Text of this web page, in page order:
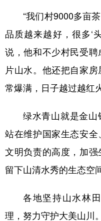
“我们村9000多亩
品质越来越好，很多‘
说，他和不少村民受
片山水。他还把自家
常爆满，日子越过越红
绿水青山就是金山
站在维护国家生态安
文明负责的高度，加
留下山清水秀的生态空
各地坚持山水林
理，努力守护大美山川。